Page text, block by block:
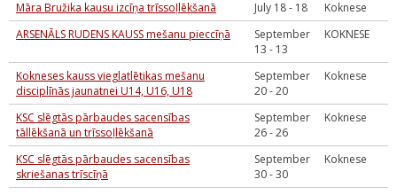
Māra Bružika kausu izcīņa trīssoļlēkšanā July 18 - 18
Koknese
ARSENĀLS RUDENS KAUSS mešanu pieccīņā
September
13 - 13
KOKNESE
Kokneses kauss vieglatlētikas mešanu
disciplīnās jaunatnei U14, U16, U18
September
20 - 20
Koknese
KSC slēgtās pārbaudes sacensības
tāllēkšanā un trīssoļlēkšanā
September
26 - 26
Koknese
KSC slēgtās pārbaudes sacensības
skriešanas trīscīņā
September
30 - 30
Koknese